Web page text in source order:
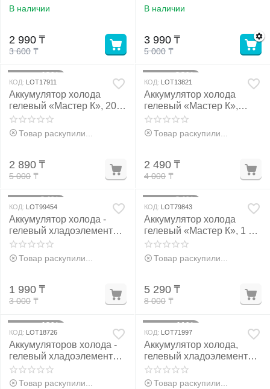
В наличии
3 600 ₸
2 990 ₸
В наличии
5 000 ₸
3 990 ₸
42%
КОД: LOT17911
Аккумулятор холода
гелевый «Мастер К», 200
мл, хладоэлемент, 16x11
см, 2 шт
Товар раскупили...
5 000 ₸
2 890 ₸
38%
КОД: LOT13821
Аккумулятор холода
гелевый «Мастер К»,
набор 2 штуки по 100 мл,
12x10, хладоэлемент для
термосумок
Товар раскупили...
4 000 ₸
2 490 ₸
34%
КОД: LOT99454
Аккумулятор холода -
гелевый хладоэлемент
для термосумки «Мастер
К.», до 20 ч, 600 мл
Товар раскупили...
3 000 ₸
1 990 ₸
34%
КОД: LOT79843
Аккумулятор холода
гелевый «Мастер К», 1 л
— надежный
хладоэлемент для
термосумок
Товар раскупили...
8 000 ₸
5 290 ₸
48%
КОД: LOT18726
Аккумуляторов холода -
гелевый хладоэлемент
для термосумки, 620 мл
Товар раскупили...
41%
КОД: LOT71997
Аккумулятор холода,
гелевый хладоэлемент
для термосумки, 500 мл,
до 20 ч
Товар раскупили...